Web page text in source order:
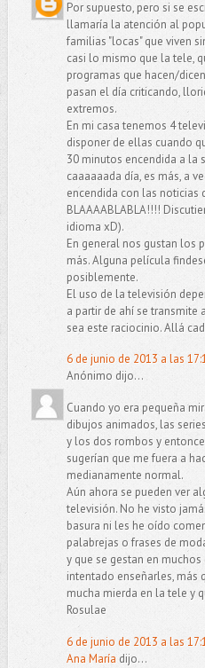
Por supuesto, pero si se
llamaría la atención al
familias "locas" que viven
casi lo mismo que la tele,
programas que hacen/
pasan el día criticando,
extremos.
En mi casa tenemos 4
disponer de ellas cuando
30 minutos encendida a la
caaaaaada día, es más, a
encendida con las noticias
BLAAAABLABLA!!!!
idioma xD).
En general nos gustan los
más. Alguna película
posiblemente.
El uso de la televisión
a partir de ahí se transmite
sea este raciocinio. Allá
6 de junio de 2013 a las
Anónimo dijo...
Cuando yo era pequeña
dibujos animados, las
y los dos rombos y
sugerían que me fuera a
medianamente normal.
Aún ahora se pueden ver
televisión. No he visto
basura ni les he oído
palabrejas o frases de
y que se gestan en
intentado enseñarles, más
mucha mierda en la tele y
Rosulae
6 de junio de 2013 a las
Ana María dijo...